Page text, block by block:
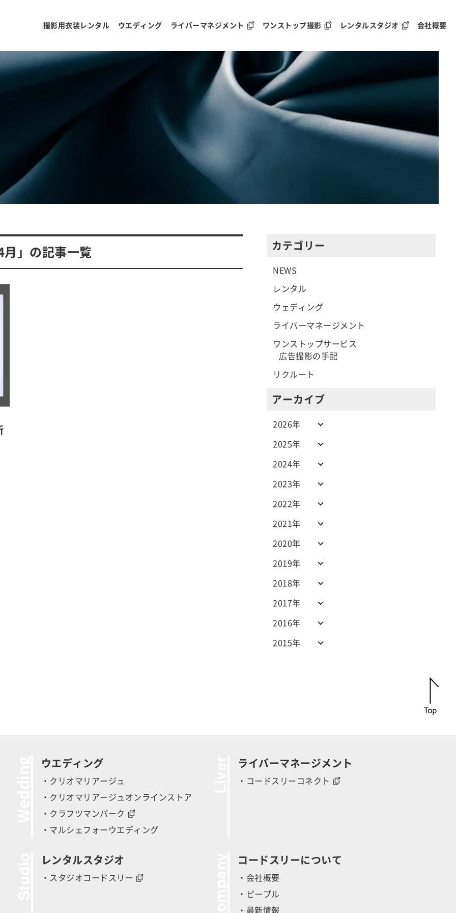
撮影用衣装レンタル ウエディング ライバーマネジメント ワンストップ撮影 レンタルスタジオ 会社概要
」の記事一覧
カテゴリー
NEWS
レンタル
ウェディング
ライバーマネージメント
ワンストップサービス
広告撮影の手配
リクルート
アーカイブ
2015年
2016年
2017年
2018年
2019年
2020年
2021年
2022年
2023年
2024年
2025年
2026年
ウエディング
・クリオマリアージュ
・クリオマリアージュオンラインストア
・クラフツマンパーク
・マルシェフォーウエディング
ライバーマネージメント
・コードスリーコネクト
レンタルスタジオ
・スタジオコードスリー
コードスリーについて
・会社概要
・ピープル
・最新情報